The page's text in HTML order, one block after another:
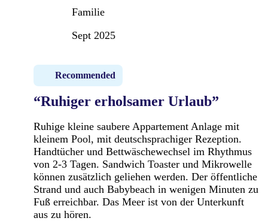
Familie
Sept 2025
Recommended
“Ruhiger erholsamer Urlaub”
Ruhige kleine saubere Appartement Anlage mit
kleinem Pool, mit deutschsprachiger Rezeption.
Handtücher und Bettwäschewechsel im Rhythmus
von 2-3 Tagen. Sandwich Toaster und Mikrowelle
können zusätzlich geliehen werden. Der öffentliche
Strand und auch Babybeach in wenigen Minuten zu
Fuß erreichbar. Das Meer ist von der Unterkunft
aus zu hören.